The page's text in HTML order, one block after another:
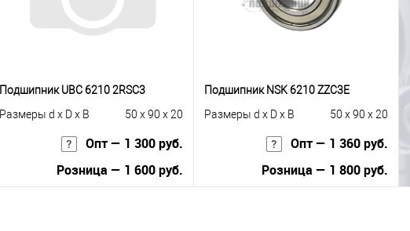
Подшипник UBC 6210 2RSС3
Размеры d x D x B
50 x 90 x 20
Опт — 1 300 руб.
Розница — 1 600 руб.
Подшипник NSK 6210 ZZC3E
Размеры d x D x B
50 x 90 x 20
Опт — 1 360 руб.
Розница — 1 800 руб.